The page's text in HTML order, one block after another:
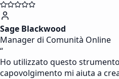
Sage Blackwood
Manager di Comunità Online
“
Ho utilizzato questo
capovolgimento mi aiuta a